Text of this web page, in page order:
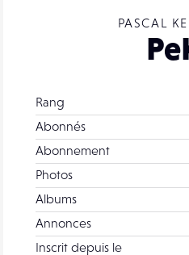
PASCAL
Rang
Abonnés
Abonnement
Photos
Albums
Annonces
Inscrit depuis le